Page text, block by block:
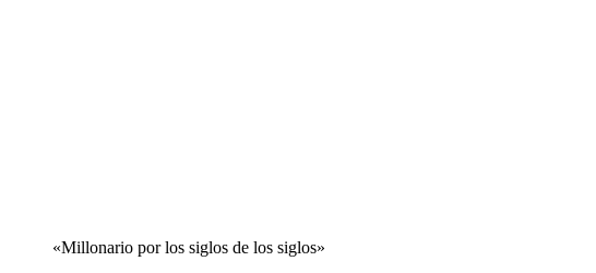
«Millonario por los siglos de los siglos»